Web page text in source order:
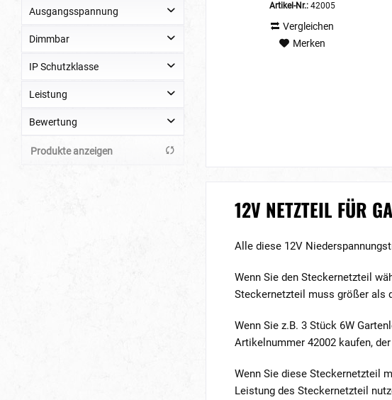
1750mA
Ausgangsspannung
12V AC
Dimmbar
Nein
IP Schutzklasse
IP67
Leistung
12W
45W
Bewertung
& mehr
Produkte anzeigen
Artikel-Nr.: 42005
Vergleichen
Merken
12V NETZTEIL FÜR
Alle diese 12V
Wenn Sie den Steckernetzteil
Steckernetzteil muss größer als
Wenn Sie z.B. 3 Stück 6W
Artikelnummer 42002 kaufen,
Wenn Sie diese Steckernetzteil
Leistung des Steckernetzteil